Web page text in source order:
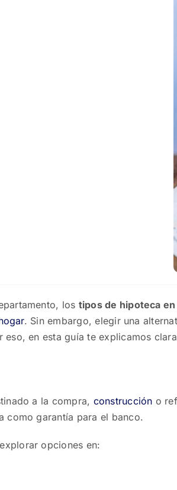
los tipos de hipoteca en
. Sin embargo, elegir una
en esta guía te explicamos
a la compra, construcción o
como garantía para el banco.
opciones en: